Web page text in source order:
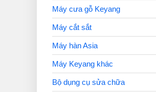
Máy cưa gỗ Keyang
Máy cắt sắt
Máy hàn Asia
Máy Keyang khác
Bộ dụng cụ sửa chữa